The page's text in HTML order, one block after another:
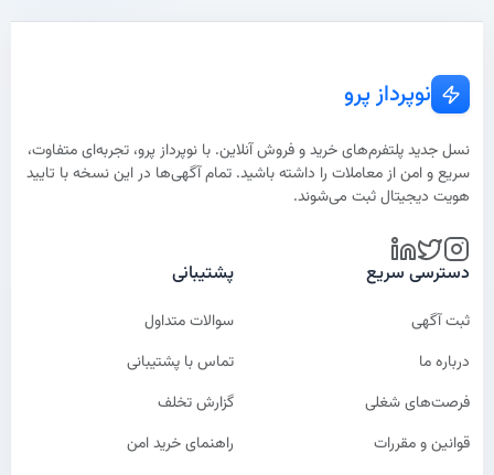
نوپرداز پرو
نسل جدید پلتفرم‌های خرید و فروش آنلاین. با نوپرداز پرو، تجربه‌ای متفاوت،
سریع و امن از معاملات را داشته باشید. تمام آگهی‌ها در این نسخه با تایید
هویت دیجیتال ثبت می‌شوند.
دسترسی سریع
ثبت آگهی
درباره ما
فرصت‌های شغلی
قوانین و مقررات
پشتیبانی
سوالات متداول
تماس با پشتیبانی
گزارش تخلف
راهنمای خرید امن